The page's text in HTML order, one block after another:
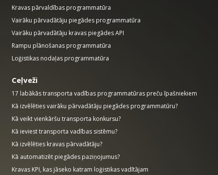
Kravas pārvaldības programmatūra
Vairāku pārvadātāju piegādes programmatūra
Vairāku pārvadātāju kravas piegādes API
Rampu plānošanas programmatūra
Loģistikas nodaļas programmatūra
Ceļveži
17 labākās transporta vadības programmatūras preču īpašniekiem
Kā izvēlēties vairāku pārvadātāju piegādes programmatūru?
Kā veikt vienkāršu transporta konkursu?
Kā ieviest transporta vadības sistēmu?
Kā izvēlēties kravas pārvadātāju?
Kā automatizēt piegādes paziņojumus?
Kravas KPI, kas jāseko katram loģistikas vadītājam